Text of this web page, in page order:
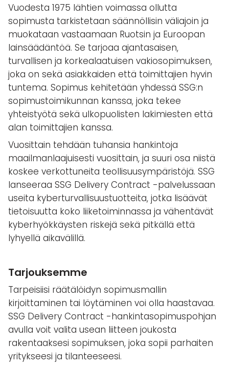
Vuodesta 1975 lähtien voimassa ollutta
sopimusta tarkistetaan säännöllisin väliajoin ja
muokataan vastaamaan Ruotsin ja Euroopan
lainsäädäntöä. Se tarjoaa ajantasaisen,
turvallisen ja korkealaatuisen vakiosopimuksen,
joka on sekä asiakkaiden että toimittajien hyvin
tuntema. Sopimus kehitetään yhdessä SSG:n
sopimustoimikunnan kanssa, joka tekee
yhteistyötä sekä ulkopuolisten lakimiesten että
alan toimittajien kanssa.
Vuosittain tehdään tuhansia hankintoja
maailmanlaajuisesti vuosittain, ja suuri osa niistä
koskee verkottuneita teollisuusympäristöjä. SSG
lanseeraa SSG Delivery Contract -palvelussaan
useita kyberturvallisuustuotteita, jotka lisäävät
tietoisuutta koko liiketoiminnassa ja vähentävät
kyberhyökkäysten riskejä sekä pitkällä että
lyhyellä aikavälillä.
Tarjouksemme
Tarpeisiisi räätälöidyn sopimusmallin
kirjoittaminen tai löytäminen voi olla haastavaa.
SSG Delivery Contract -hankintasopimuspohjan
avulla voit valita usean liitteen joukosta
rakentaaksesi sopimuksen, joka sopii parhaiten
yritykseesi ja tilanteeseesi.